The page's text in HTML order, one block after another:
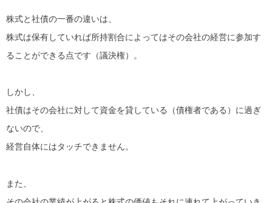
株式と社債の一番の違いは、
株式は保有していれば所持割合によってはその会社の経営に参加す
ることができる点です（議決権）。
しかし、
社債はその会社に対して資金を貸している（債権者である）に過ぎ
ないので、
経営自体にはタッチできません。
また、